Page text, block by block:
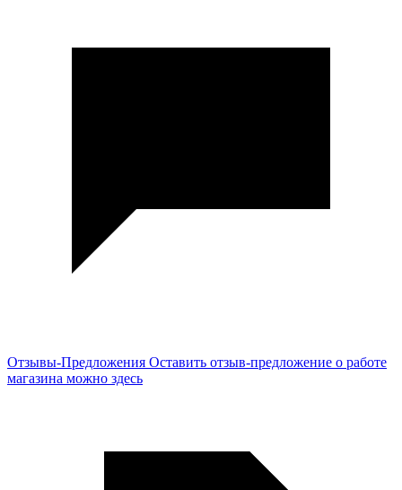
Отзывы-Предложения Оставить отзыв-предложение о работе
магазина можно здесь